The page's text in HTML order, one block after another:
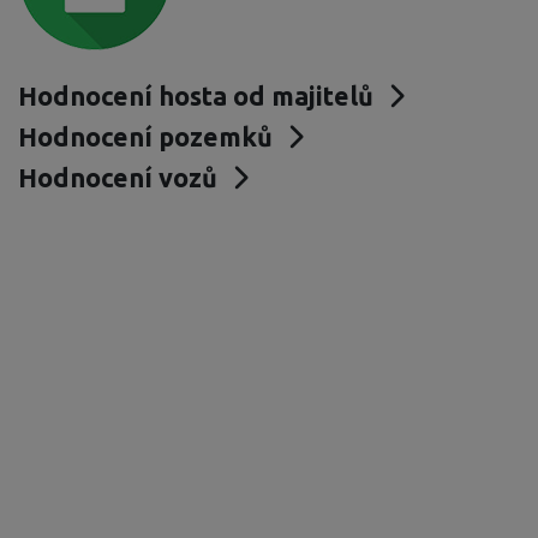
Hodnocení hosta od majitelů
Hodnocení pozemků
Hodnocení vozů